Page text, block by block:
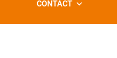
CONTACT